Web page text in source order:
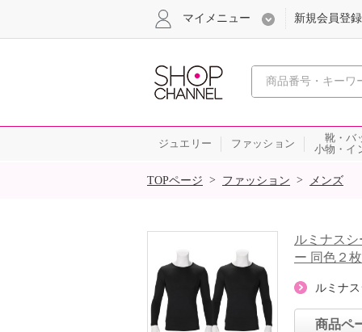
心おどる、
マイメニュー 新規会員登録
ジュエリー ファッション
靴・バ
小物・イ
SALE
TOPページ > ファッション > メンズ
ルミナス
ー 同色２
ルミナ
商品ペ